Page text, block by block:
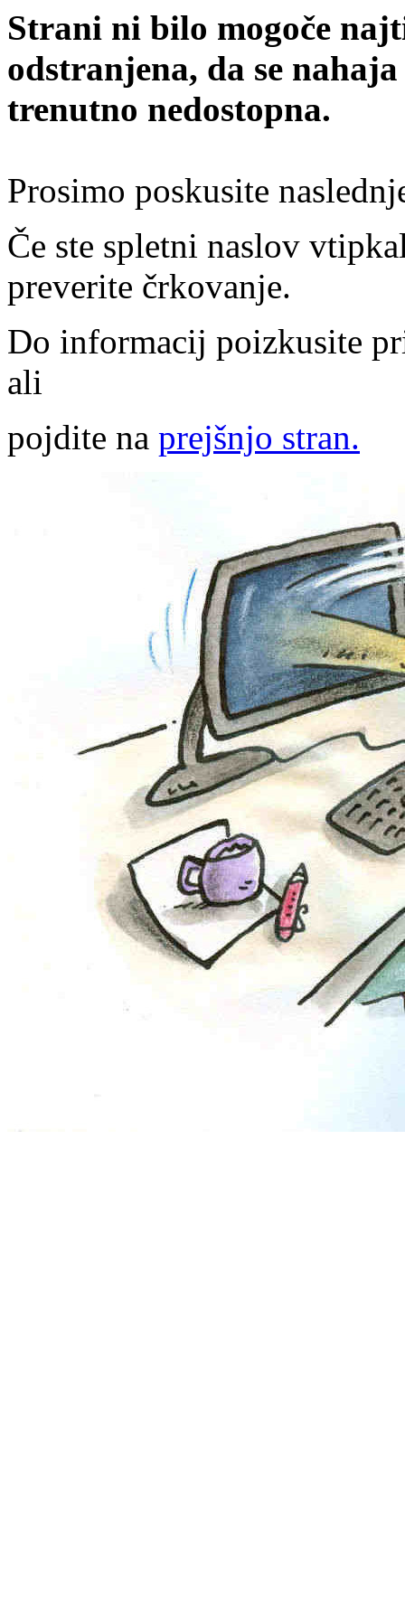
Strani ni bilo mogoče
odstranjena, da se
trenutno nedostopna.
Prosimo poskusite
Če ste spletni naslov
preverite črkovanje.
Do informacij poizkusite
ali
pojdite na prejšnjo stran.